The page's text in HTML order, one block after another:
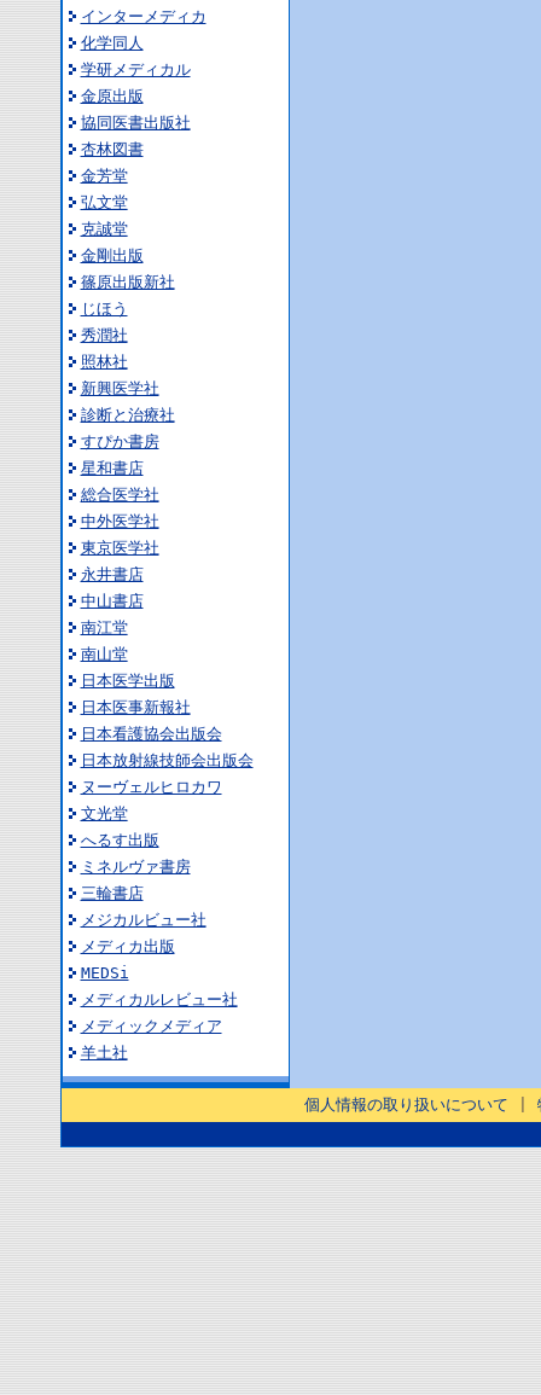
インターメディカ
化学同人
学研メディカル
金原出版
協同医書出版社
杏林図書
金芳堂
弘文堂
克誠堂
金剛出版
篠原出版新社
じほう
秀潤社
照林社
新興医学社
診断と治療社
すぴか書房
星和書店
総合医学社
中外医学社
東京医学社
永井書店
中山書店
南江堂
南山堂
日本医学出版
日本医事新報社
日本看護協会出版会
日本放射線技師会出版会
ヌーヴェルヒロカワ
文光堂
へるす出版
ミネルヴァ書房
三輪書店
メジカルビュー社
メディカ出版
MEDSi
メディカルレビュー社
メディックメディア
羊土社
個人情報の取り扱いについて